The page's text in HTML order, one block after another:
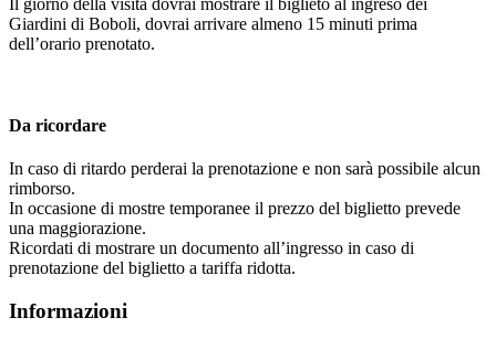
Il giorno della visita dovrai mostrare il biglieto al ingreso dei
Giardini di Boboli, dovrai arrivare almeno 15 minuti prima
dell’orario prenotato.
Da ricordare
In caso di ritardo perderai la prenotazione e non sarà possibile alcun
rimborso.
In occasione di mostre temporanee il prezzo del biglietto prevede
una maggiorazione.
Ricordati di mostrare un documento all’ingresso in caso di
prenotazione del biglietto a tariffa ridotta.
Informazioni